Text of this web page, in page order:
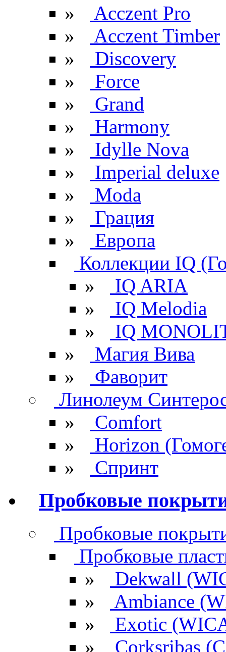
»
Acczent Pro
»
Acczent Timber
»
Discovery
»
Force
»
Grand
»
Harmony
»
Idylle Nova
»
Imperial deluxe
»
Moda
»
Грация
»
Европа
Коллекции IQ
»
IQ ARIA
»
IQ Melodia
»
IQ
»
Магия Вива
»
Фаворит
Линолеум
»
Comfort
»
Horizon
»
Спринт
Пробковые
Пробковые
Пробковые
»
Dekwall
»
Ambiance
»
Exotic
»
Corksribas